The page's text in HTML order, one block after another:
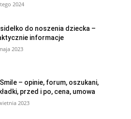
2024
do noszenia dziecka –
informacje
2023
– opinie, forum, oszukani,
przed i po, cena, umowa
2023